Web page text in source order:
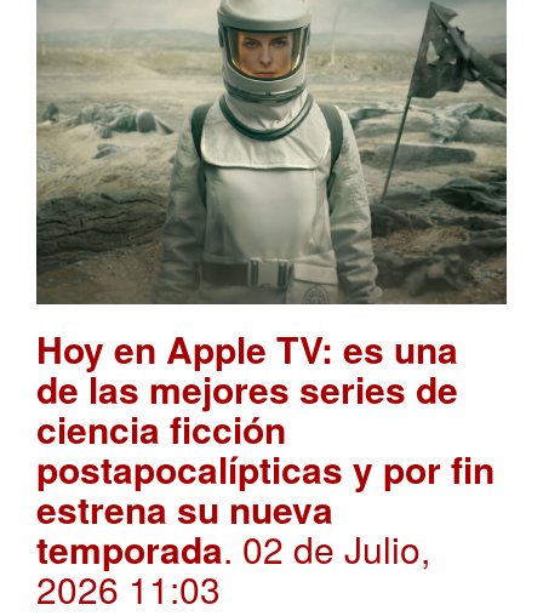
Hoy en Apple TV: es una
de las mejores series de
ciencia ficción
postapocalípticas y por fin
estrena su nueva
temporada. 02 de Julio,
2026 11:03